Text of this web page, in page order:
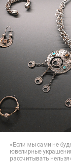
«Если мы сами не
ювелирные
рассчитывать